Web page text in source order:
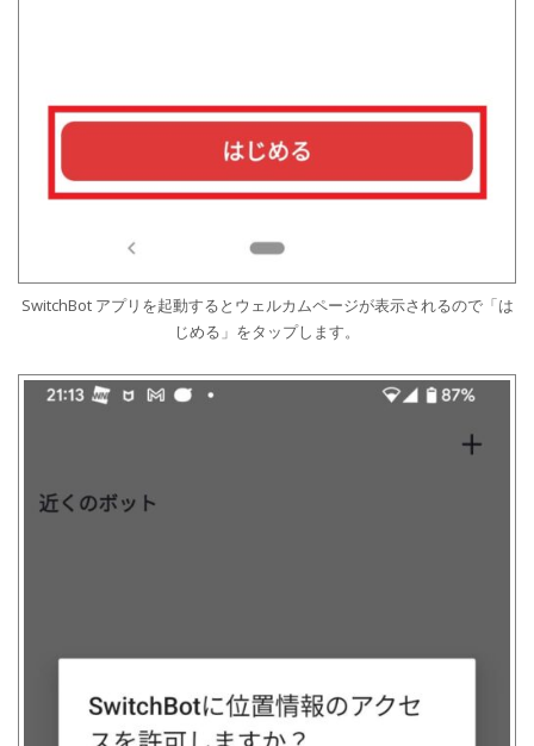
SwitchBot アプリを起動するとウェルカムページが表示されるので「は
じめる」をタップします。